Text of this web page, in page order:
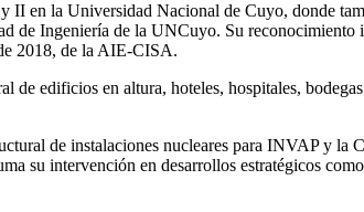
II en la Universidad Nacional de Cuyo, donde
de Ingeniería de la UNCuyo. Su
2018, de la AIE-CISA.
de edificios en altura, hoteles, hospitales,
de instalaciones nucleares para INVAP y
su intervención en desarrollos estratégicos